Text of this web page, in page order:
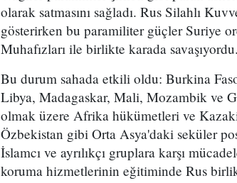
olarak satmasını sağladı. Rus Silahlı
gösterirken bu paramiliter güçler Suriye
Muhafızları ile birlikte karada savaşıyordu.
Bu durum sahada etkili oldu: Burkina
Libya, Madagaskar, Mali, Mozambik ve
olmak üzere Afrika hükümetleri ve
Özbekistan gibi Orta Asya'daki seküler
İslamcı ve ayrılıkçı gruplara karşı
koruma hizmetlerinin eğitiminde Rus